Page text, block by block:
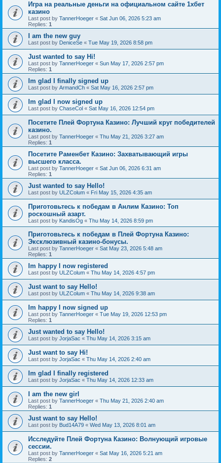
Игра на реальные деньги на официальном сайте 1хбет
казино
Last post by TannerHoeger « Sat Jun 06, 2026 5:23 am
Replies: 1
I am the new guy
Last post by DeniceSe « Tue May 19, 2026 8:58 pm
Just wanted to say Hi!
Last post by TannerHoeger « Sun May 17, 2026 2:57 pm
Replies: 1
Im glad I finally signed up
Last post by ArmandCh « Sat May 16, 2026 2:57 pm
Im glad I now signed up
Last post by ChaseCol « Sat May 16, 2026 12:54 pm
Посетите Плей Фортуна Казино: Лучший круг победителей
казино.
Last post by TannerHoeger « Thu May 21, 2026 3:27 am
Replies: 1
Посетите Раменбет Казино: Захватывающий игры
высшего класса.
Last post by TannerHoeger « Sat Jun 06, 2026 6:31 am
Replies: 1
Just wanted to say Hello!
Last post by ULZColum « Fri May 15, 2026 4:35 am
Приготовьтесь к победам в Анлим Казино: Топ
роскошный азарт.
Last post by KandisOg « Thu May 14, 2026 8:59 pm
Приготовьтесь к победам в Плей Фортуна Казино:
Эксклюзивный казино-бонусы.
Last post by TannerHoeger « Sat May 23, 2026 5:48 am
Replies: 1
Im happy I now registered
Last post by ULZColum « Thu May 14, 2026 4:57 pm
Just want to say Hello!
Last post by ULZColum « Thu May 14, 2026 9:38 am
Im happy I now signed up
Last post by TannerHoeger « Tue May 19, 2026 12:53 pm
Replies: 1
Just wanted to say Hello!
Last post by JorjaSac « Thu May 14, 2026 3:15 am
Just want to say Hi!
Last post by JorjaSac « Thu May 14, 2026 2:40 am
Im glad I finally registered
Last post by JorjaSac « Thu May 14, 2026 12:33 am
I am the new girl
Last post by TannerHoeger « Thu May 21, 2026 2:40 am
Replies: 1
Just want to say Hello!
Last post by Bud14A79 « Wed May 13, 2026 8:01 am
Исследуйте Плей Фортуна Казино: Волнующий игровые
сессии.
Last post by TannerHoeger « Sat May 16, 2026 5:21 am
Replies: 2